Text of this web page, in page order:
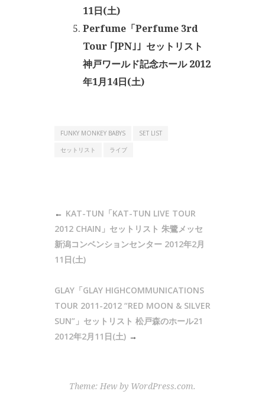
11日(土)
Perfume「Perfume 3rd
Tour ｢JPN｣」セットリスト
神戸ワールド記念ホール 2012
年1月14日(土)
FUNKY MONKEY BABYS
SET LIST
セットリスト
ライブ
KAT-TUN「KAT-TUN LIVE TOUR
2012 CHAIN」セットリスト 朱鷺メッセ
新潟コンベンションセンター 2012年2月
11日(土)
GLAY「GLAY HIGHCOMMUNICATIONS
TOUR 2011-2012 “RED MOON & SILVER
SUN”」セットリスト 松戸森のホール21
2012年2月11日(土)
Theme: Hew by WordPress.com.